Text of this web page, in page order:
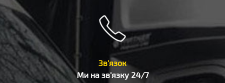
Зв'язок
Ми на зв'язку 24/7